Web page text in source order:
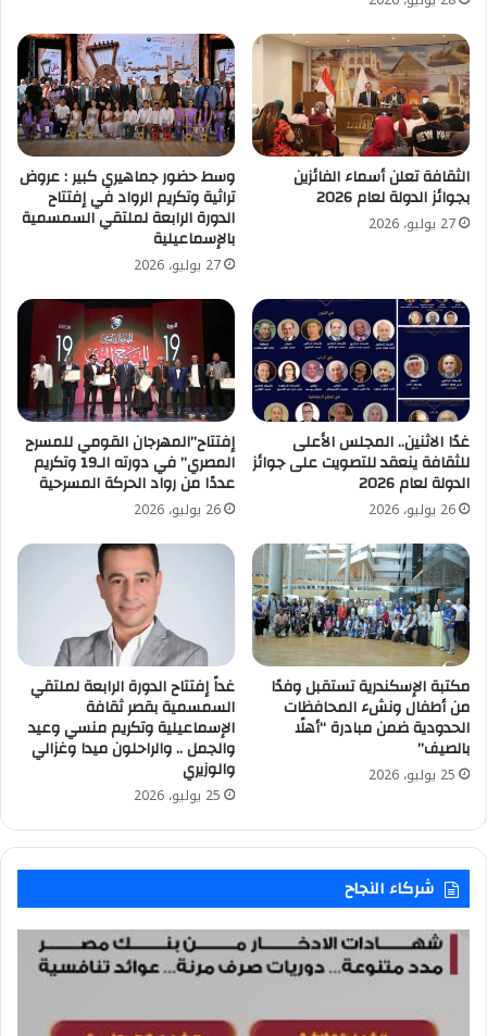
الثقافة تعلن أسماء الفائزين
بجوائز الدولة لعام 2026
27 يوليو، 2026
وسط حضور جماهيري كبير : عروض
تراثية وتكريم الرواد في إفتتاح
الدورة الرابعة لملتقي السمسمية
بالإسماعيلية
27 يوليو، 2026
غدًا الاثنين.. المجلس الأعلى
للثقافة ينعقد للتصويت على جوائز
الدولة لعام 2026
26 يوليو، 2026
إفتتاح”المهرجان القومي للمسرح
المصري” في دورته الـ19 وتكريم
عددًا من رواد الحركة المسرحية
26 يوليو، 2026
مكتبة الإسكندرية تستقبل وفدًا
من أطفال ونشء المحافظات
الحدودية ضمن مبادرة “أهلًا
بالصيف”
25 يوليو، 2026
غداً إفتتاح الدورة الرابعة لملتقي
السمسمية بقصر ثقافة
الإسماعيلية وتكريم منسي وعيد
والجمل .. والراحلون ميدا وغزالي
والوزيري
25 يوليو، 2026
شركاء النجاح